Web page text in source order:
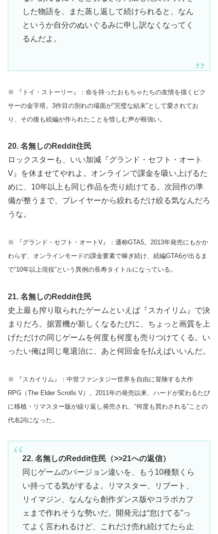
した物語を、また蒸し返して続けられると、なん
というか自分のぬいぐるみに申し訳なくなってく
るんだよ。
※ 『トイ・ストーリー』：命を持ったおもちゃたちの友情を描くピク
サーの金字塔。3作目の別れの場面が“完璧な結末”として愛されてお
り、その後も続編が作られたことを惜しむ声が根強い。
20. 名無しのReddit住民
ロックスターも、いい加減『グランド・セフト・オート
V』を休ませてやれよ。オンラインで課金を吸い上げるた
めに、10年以上も同じ作品を売り続けてる。次回作の準
備が整うまで、プレイヤーから絞れるだけ絞る気なんだろ
うな。
※ 『グランド・セフト・オートV』：通称GTA5。2013年発売にもかか
わらず、オンラインモードの課金要素で稼ぎ続け、続編GTA6が出るま
で“10年以上現役”という異例の長寿タイトルになっている。
21. 名無しのReddit住民
史上最も搾り取られたゲームといえば『スカイリム』で決
まりだろ。据置機が新しくなるたびに、ちょっと画質を上
げただけの同じゲームを何度も何度も売りつけてくる。い
ったい俺は同じ竜退治に、あと何回金を払えばいいんだ。
※ 『スカイリム』：中世ファンタジー世界を自由に冒険する大作
RPG（The Elder Scrolls V）。2011年の発売以来、ハードが変わるたび
に移植・リマスター版が繰り返し発売され、“何度も買わされる”ことの
代名詞になった。
22. 名無しのReddit住民（>>21への返信）
同じゲームのバージョン違いを、もう10種類くら
い持ってる気がするよ。リマスター、リブート、
リイマジン、なんなら創作ダンス版やコラボカフ
ェまで作れそうな勢いだ。開発元は“怠けてる”っ
てよく言われるけど、これだけ売れ続けてたら止